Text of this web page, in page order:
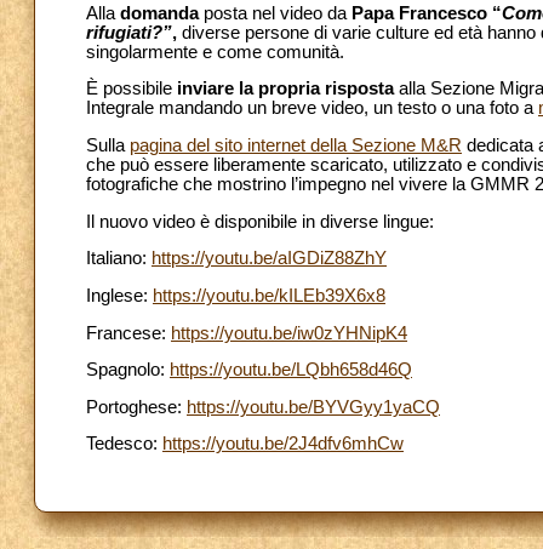
Alla domanda posta nel video da Papa Francesco “
rifugiati?”, diverse persone di varie culture ed età
singolarmente e come comunità.
È possibile inviare la propria rispostaalla Sezione
Integrale mandando un breve video, un testo o una foto a
Sulla pagina del sito internet della Sezione M&R dedicata
che può essere liberamente scaricato, utilizzato e
fotografiche che mostrino l’impegno nel vivere la GMMR
Il nuovo video è disponibile in diverse lingue:
Italiano: https://youtu.be/aIGDiZ88ZhY
Inglese: https://youtu.be/kILEb39X6x8
Francese: https://youtu.be/iw0zYHNipK4
Spagnolo: https://youtu.be/LQbh658d46Q
Portoghese: https://youtu.be/BYVGyy1yaCQ
Tedesco: https://youtu.be/2J4dfv6mhCw